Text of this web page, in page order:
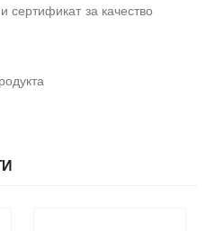
сертификат за качество